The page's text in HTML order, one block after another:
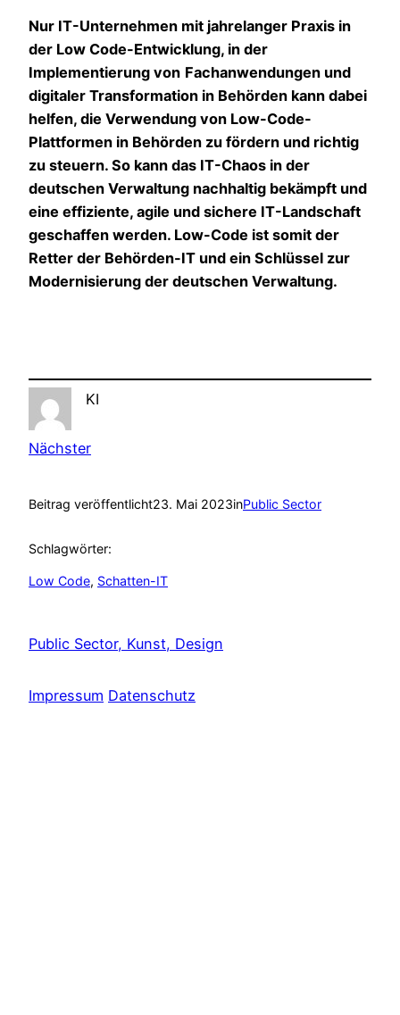
Nur IT-Unternehmen mit jahrelanger Praxis in
der Low Code-Entwicklung, in der
Implementierung von Fachanwendungen und
digitaler Transformation in Behörden kann dabei
helfen, die Verwendung von Low-Code-
Plattformen in Behörden zu fördern und richtig
zu steuern. So kann das IT-Chaos in der
deutschen Verwaltung nachhaltig bekämpft und
eine effiziente, agile und sichere IT-Landschaft
geschaffen werden. Low-Code ist somit der
Retter der Behörden-IT und ein Schlüssel zur
Modernisierung der deutschen Verwaltung.
KI
Nächster
Beitrag veröffentlicht23. Mai 2023inPublic Sector
Schlagwörter:
Low Code, Schatten-IT
Public Sector, Kunst, Design
Impressum Datenschutz